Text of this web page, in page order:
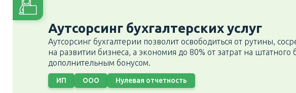
Аутсорсинг бухгалтерских услуг
Аутсорсинг бухгалтерии позволит освободиться от рутины,
на развитии бизнеса, а экономия до 80% от затрат на штатного
дополнительным бонусом.
ИП ООО Нулевая отчетность